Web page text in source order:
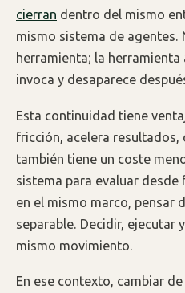
cierran dentro del mismo
mismo sistema de agentes.
herramienta; la herramienta
invoca y desaparece
Esta continuidad tiene
fricción, acelera resultados,
también tiene un coste
sistema para evaluar
en el mismo marco, pensar
separable. Decidir, ejecutar
mismo movimiento.
En ese contexto, cambiar